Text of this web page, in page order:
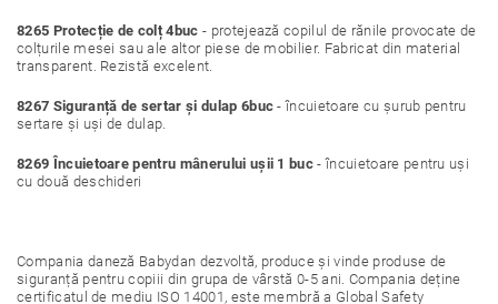
8265 Protecție de colț 4buc - protejează copilul de rănile provocate de
colțurile mesei sau ale altor piese de mobilier. Fabricat din material
transparent. Rezistă excelent.
8267 Siguranță de sertar și dulap 6buc - încuietoare cu șurub pentru
sertare și uși de dulap.
8269 Încuietoare pentru mânerului ușii 1 buc - încuietoare pentru uși
cu două deschideri
Compania daneză Babydan dezvoltă, produce și vinde produse de
siguranță pentru copiii din grupa de vârstă 0-5 ani. Compania deține
certificatul de mediu ISO 14001, este membră a Global Safety